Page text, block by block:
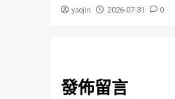
yaojin 2026-07-31 0
發佈留言